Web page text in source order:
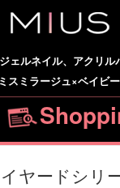
ジェルネイル、アクリ
スミラージュ×ベイビ
ヤードシリ